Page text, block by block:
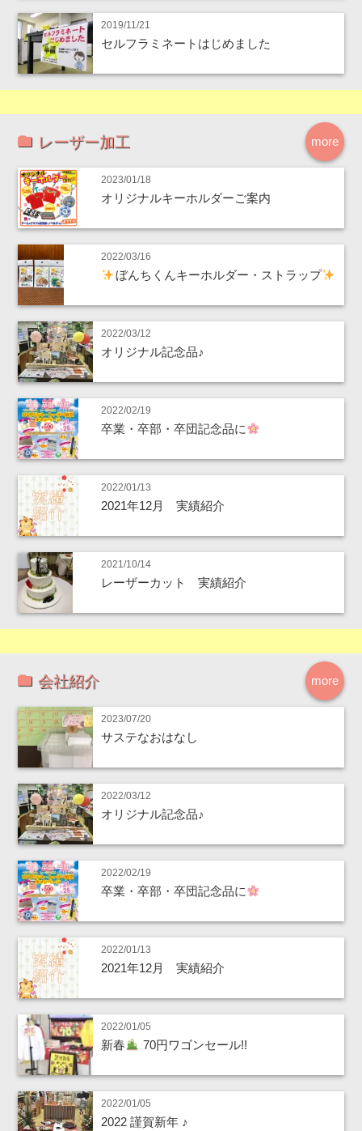
2019/11/21
セルフラミネートはじめました
more
レーザー加工
2023/01/18
オリジナルキーホルダーご案内
2022/03/16
ぼんちくんキーホルダー・ストラップ
2022/03/12
オリジナル記念品♪
2022/02/19
卒業・卒部・卒団記念品に
2022/01/13
2021年12月 実績紹介
2021/10/14
レーザーカット 実績紹介
more
会社紹介
2023/07/20
サステなおはなし
2022/03/12
オリジナル記念品♪
2022/02/19
卒業・卒部・卒団記念品に
2022/01/13
2021年12月 実績紹介
2022/01/05
新春 70円ワゴンセール!!
2022/01/05
2022 謹賀新年 ♪